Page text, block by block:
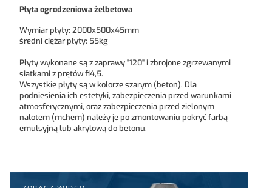
Płyta ogrodzeniowa żelbetowa
Wymiar płyty: 2000x500x45mm
średni ciężar płyty: 55kg
Płyty wykonane są z zaprawy "120" i zbrojone zgrzewanymi
siatkami z prętów fi4,5.
Wszystkie płyty są w kolorze szarym (beton). Dla
podniesienia ich estetyki, zabezpieczenia przed warunkami
atmosferycznymi, oraz zabezpieczenia przed zielonym
nalotem (mchem) należy je po zmontowaniu pokryć farbą
emulsyjną lub akrylową do betonu.